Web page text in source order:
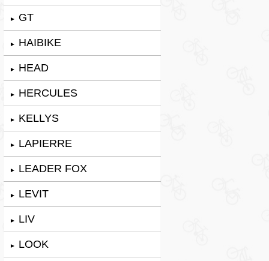
► GT
► HAIBIKE
► HEAD
► HERCULES
► KELLYS
► LAPIERRE
► LEADER FOX
► LEVIT
► LIV
► LOOK